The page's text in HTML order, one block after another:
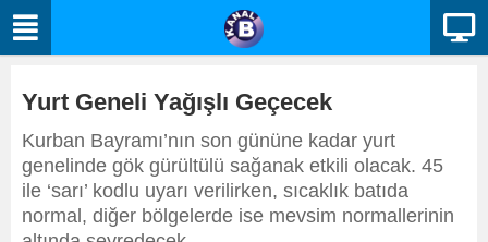
Yurt Geneli Yağışlı Geçecek
Kurban Bayramı’nın son gününe kadar yurt
genelinde gök gürültülü sağanak etkili olacak. 45
ile ‘sarı’ kodlu uyarı verilirken, sıcaklık batıda
normal, diğer bölgelerde ise mevsim normallerinin